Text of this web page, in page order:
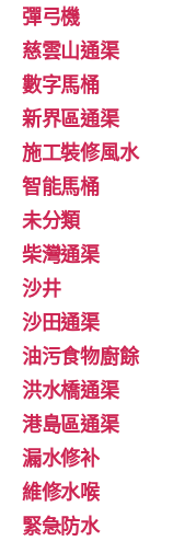
彈弓機
慈雲山通渠
數字馬桶
新界區通渠
施工裝修風水
智能馬桶
未分類
柴灣通渠
沙井
沙田通渠
油污食物廚餘
洪水橋通渠
港島區通渠
漏水修补
維修水喉
緊急防水